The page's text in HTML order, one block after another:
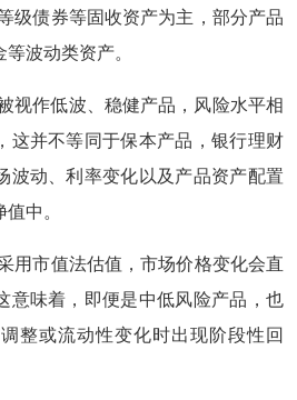
级债券等固收资产为主，部分产品
波动类资产。
视作低波、稳健产品，风险水平相
这并不等同于保本产品，银行理财
波动、利率变化以及产品资产配置
中。
用市值法估值，市场价格变化会直
意味着，即便是中低风险产品，也
调整或流动性变化时出现阶段性回